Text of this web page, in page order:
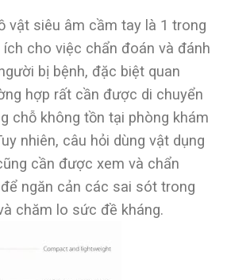
vật siêu âm cầm tay là 1 trong
cho việc chẩn đoán và đánh
bị bệnh, đặc biệt quan
hợp rất cần được di chuyển
chỗ không tồn tại phòng khám
nhiên, câu hỏi dùng vật dụng
cần được xem và chẩn
ngăn cản các sai sót trong
chăm lo sức đề kháng.